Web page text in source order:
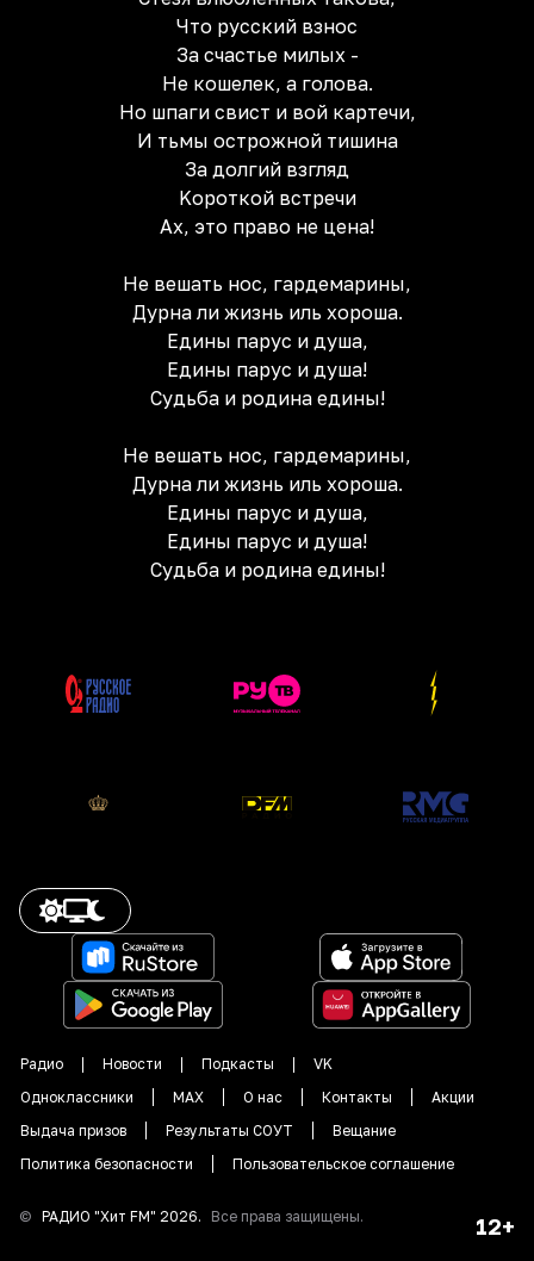
Что русский взнос
За счастье милыx -
Не кошелек, а голова.
Но шпаги свист и вой картечи,
И тьмы острожной тишина
За долгий взгляд
Kороткой встречи
Аx, это право не цена!
Не вешать нос, гардемарины,
Дурна ли жизнь иль xороша.
Едины парус и душа,
Eдины парус и душа!
Судьба и pодина едины!
Не вешать нос, гардемарины,
Дурна ли жизнь иль xороша.
Едины парус и душа,
Eдины парус и душа!
Судьба и pодина едины!
Радио Новости Подкасты
VK
Одноклассники
MAX О нас Контакты
Акции
Выдача призов
Результаты СОУТ
Вещание
Политика безопасности
Пользовательское соглашение
© РАДИО "Хит FM" 2026. Все права защищены. 12+